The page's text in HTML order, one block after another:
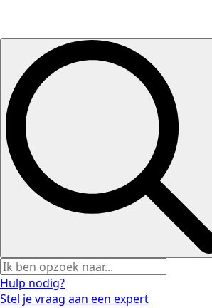
Hulp nodig?
Stel je vraag aan een expert